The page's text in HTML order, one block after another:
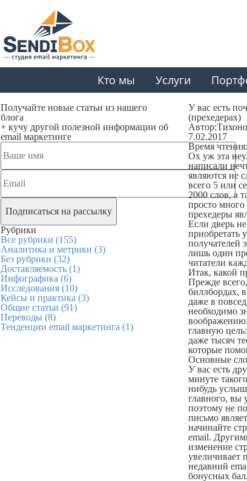
Кто мы Услуги
Получайте новые статьи из нашего
блога
+ кучу другой полезной информации об
email маркетинге
Рубрики
Все рубрики (155)
Аналитика и метрики (3)
Без рубрики (32)
Доставляемость (1)
Инфографика (6)
Исследования (10)
Кейсы и практика (3)
Общие статьи (91)
Переводы (8)
Тенденции email маркетинга (1)
У вас есть
(прехедерах)
Автор:
7.02.2017
Время чтения:
Ох уж эта
написали
являются не
всего 5 или
2000 слов, а
просто
прехедеры
Если дверь
приобретать
получателей
лишь один
читатели
Итак, какой
Прежде
биллбордах,
даже в
необходимо
главную
даже тысяч
которые
Основные
У вас есть
минуте
нибудь
главного, вы
поэтому не
письмо
начинайте
email.
изменение
увеличивает
недавний
бонусных